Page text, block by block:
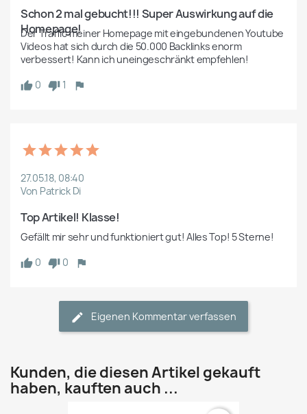
Schon 2 mal gebucht!!! Super Auswirkung auf die
Homepage!
Der Traffic meiner Homepage mit eingebundenen Youtube
Videos hat sich durch die 50.000 Backlinks enorm
verbessert! Kann ich uneingeschränkt empfehlen!
0
1
27.05.18, 08:40
Von Patrick Di
Top Artikel! Klasse!
Gefällt mir sehr und funktioniert gut! Alles Top! 5 Sterne!
0
0
Eigenen Kommentar verfassen
Kunden, die diesen Artikel gekauft
haben, kauften auch ...